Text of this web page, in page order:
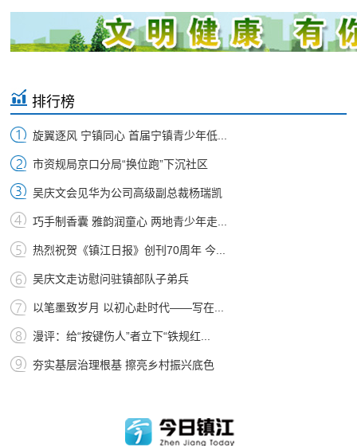
排行榜
旋翼逐风 宁镇同心 首届宁镇青少年低...
市资规局京口分局“换位跑”下沉社区
吴庆文会见华为公司高级副总裁杨瑞凯
巧手制香囊 雅韵润童心 两地青少年走...
热烈祝贺《镇江日报》创刊70周年 今...
吴庆文走访慰问驻镇部队子弟兵
以笔墨致岁月 以初心赴时代——写在...
漫评：给“按键伤人”者立下“铁规红...
夯实基层治理根基 擦亮乡村振兴底色